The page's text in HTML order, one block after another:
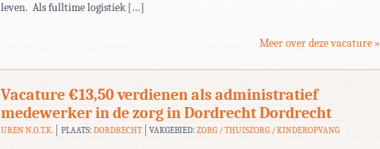
leven. Als fulltime logistiek […]
Meer over deze vacature »
Vacature €13,50 verdienen als administratief
medewerker in de zorg in Dordrecht Dordrecht
UREN N.O.T.K. PLAATS: DORDRECHT VAKGEBIED:ZORG / THUISZORG / KINDEROPVANG